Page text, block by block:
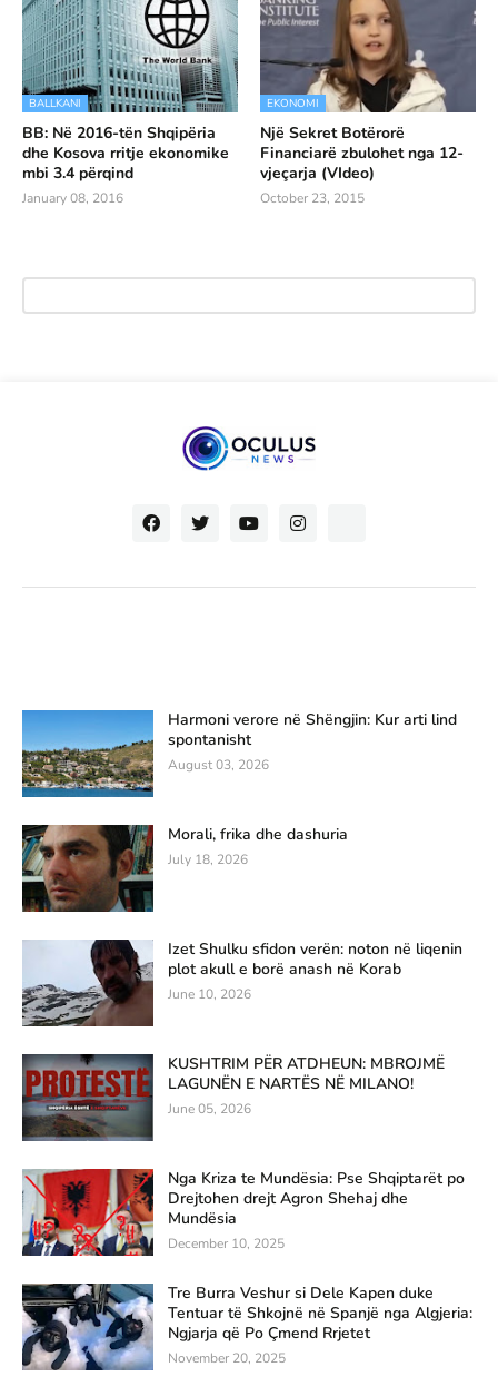
BALLKANI
BB: Në 2016-tën Shqipëria
dhe Kosova rritje ekonomike
mbi 3.4 përqind
January 08, 2016
EKONOMI
Një Sekret Botërorë
Financiarë zbulohet nga 12-
vjeçarja (VIdeo)
October 23, 2015
Harmoni verore në Shëngjin: Kur arti lind
spontanisht
August 03, 2026
Morali, frika dhe dashuria
July 18, 2026
Izet Shulku sfidon verën: noton në liqenin
plot akull e borë anash në Korab
June 10, 2026
KUSHTRIM PËR ATDHEUN: MBROJMË
LAGUNËN E NARTËS NË MILANO!
June 05, 2026
Nga Kriza te Mundësia: Pse Shqiptarët po
Drejtohen drejt Agron Shehaj dhe
Mundësia
December 10, 2025
Tre Burra Veshur si Dele Kapen duke
Tentuar të Shkojnë në Spanjë nga Algjeria:
Ngjarja që Po Çmend Rrjetet
November 20, 2025